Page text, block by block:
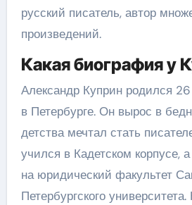
русский писатель, автор
произведений.
Какая биография у
Александр Куприн родился 26
в Петербурге. Он вырос в
детства мечтал стать
учился в Кадетском корпусе,
на юридический факультет
Петербургского